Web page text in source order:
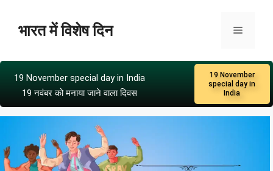
भारत में विशेष दिन
19 November special day in India
19 नवंबर को मनाया जाने वाला दिवस
19 November
special day in
India